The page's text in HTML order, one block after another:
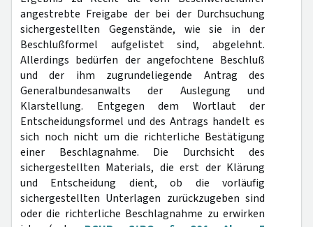
angestrebte Freigabe der bei der Durchsuchung
sichergestellten Gegenstände, wie sie in der
Beschlußformel aufgelistet sind, abgelehnt.
Allerdings bedürfen der angefochtene Beschluß
und der ihm zugrundeliegende Antrag des
Generalbundesanwalts der Auslegung und
Klarstellung. Entgegen dem Wortlaut der
Entscheidungsformel und des Antrags handelt es
sich noch nicht um die richterliche Bestätigung
einer Beschlagnahme. Die Durchsicht des
sichergestellten Materials, die erst der Klärung
und Entscheidung dient, ob die vorläufig
sichergestellten Unterlagen zurückzugeben sind
oder die richterliche Beschlagnahme zu erwirken